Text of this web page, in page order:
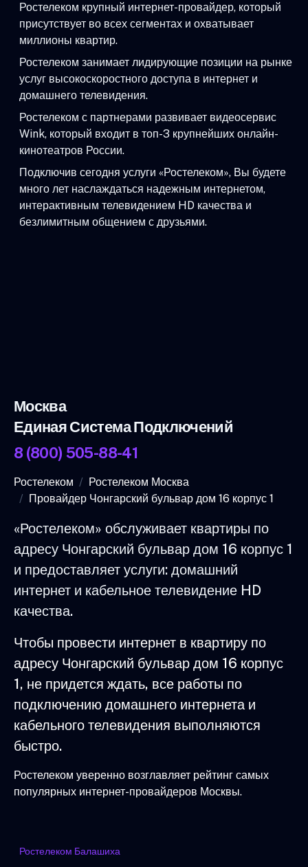
Ростелеком крупный интернет-провайдер, который
присутствует во всех сегментах и охватывает
миллионы квартир.
Ростелеком занимает лидирующие позиции на рынке
услуг высокоскоростного доступа в интернет и
домашнего телевидения.
Ростелеком с партнерами развивает видеосервис
Wink, который входит в топ-3 крупнейших онлайн-
кинотеатров России.
Подключив сегодня услуги «Ростелеком», Вы будете
много лет наслаждаться надежным интернетом,
интерактивным телевидением HD качества и
безлимитным общением с друзьями.
Москва
Единая Система Подключений
8 (800) 505-88-41
Ростелеком
Ростелеком Москва
Провайдер Чонгарский бульвар дом 16 корпус 1
«Ростелеком» обслуживает квартиры по
адресу Чонгарский бульвар дом 16 корпус 1
и предоставляет услуги: домашний
интернет и кабельное телевидение HD
качества.
Чтобы провести интернет в квартиру по
адресу Чонгарский бульвар дом 16 корпус
1, не придется ждать, все работы по
подключению домашнего интернета и
кабельного телевидения выполняются
быстро.
Ростелеком уверенно возглавляет рейтинг самых
популярных интернет-провайдеров Москвы.
Ростелеком Балашиха